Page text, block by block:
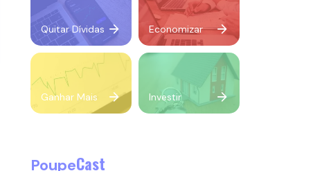
Quitar Dívidas Economizar
Ganhar Mais Investir
PoupeCast